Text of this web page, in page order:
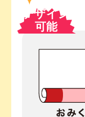
デザイン
可能